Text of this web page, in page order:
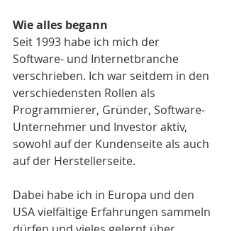
Wie alles begann
Seit 1993 habe ich mich der
Software- und Internetbranche
verschrieben. Ich war seitdem in den
verschiedensten Rollen als
Programmierer, Gründer, Software-
Unternehmer und Investor aktiv,
sowohl auf der Kundenseite als auch
auf der Herstellerseite.
Dabei habe ich in Europa und den
USA vielfältige Erfahrungen sammeln